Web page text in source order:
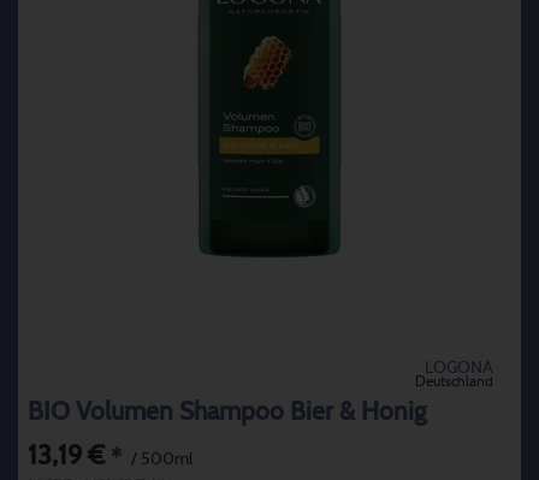
LOGONA
Deutschland
BIO Volumen Shampoo Bier & Honig
13,19 € * / 500ml